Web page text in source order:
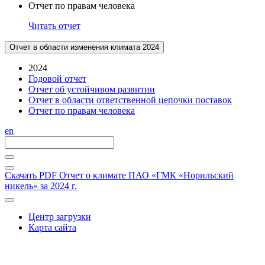
Отчет по правам человека
Читать отчет
Отчет в области изменения климата 2024
2024
Годовой отчет
Отчет об устойчивом развитии
Отчет в области ответственной цепочки поставок
Отчет по правам человека
en
Скачать PDF Отчет о климате ПАО «ГМК «Норильский
никель» за 2024 г.
Центр загрузки
Карта сайта